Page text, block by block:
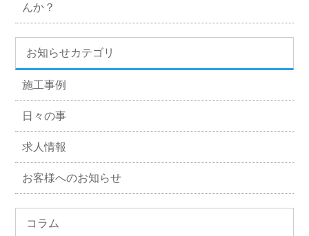
んか？
お知らせカテゴリ
施工事例
日々の事
求人情報
お客様へのお知らせ
コラム